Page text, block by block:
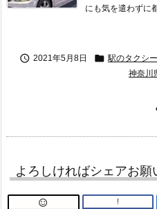
にも気を遣わずに
 2021年5月8日  駅のタクシ
神奈川
よろしければシェアお願
 !